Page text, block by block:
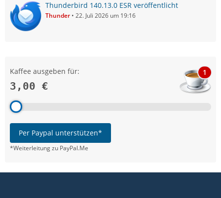
Thunderbird 140.13.0 ESR veröffentlicht
Thunder 22. Juli 2026 um 19:16
Kaffee ausgeben für:
3,00 €
1
Per Paypal unterstützen*
*Weiterleitung zu PayPal.Me